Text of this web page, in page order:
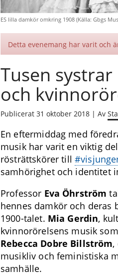
ES lilla damkör omkring 1908 (Källa: Gbgs
Detta evenemang har varit och
Tusen
och
Publicerat 31 oktober 2018 | Av
En eftermiddag med
musik har varit en viktig
rösträttskörer till
samhörighet och identitet
Professor Eva Öhrström
hennes damkör och deras
1900-talet. Mia Gerdin,
kvinnorörelsens musik
Rebecca Dobre Billström,
musikliv och feministiska
samhälle.